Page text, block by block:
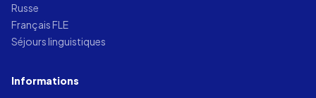
Russe
Français FLE
Séjours linguistiques
Informations